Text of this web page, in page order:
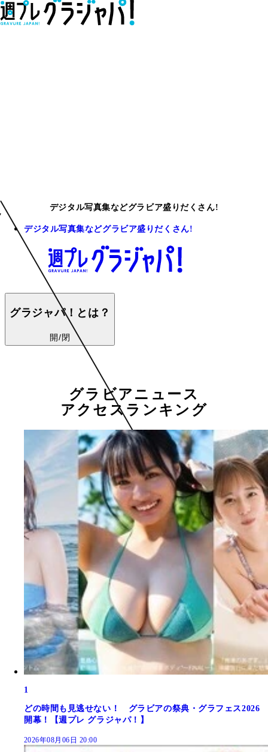
デジタル写真集などグラビア盛りだくさん!
デジタル写真集などグラビア盛りだくさん!
グラジャパ！とは？
開/閉
グラビアニュース
アクセスランキング
1
どの時間も見逃せない！ グラビアの祭典・グラフェス2026
開幕！【週プレ グラジャパ！】
2026年08月06日 20:00